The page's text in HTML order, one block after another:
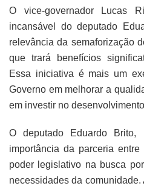
O vice-governador Lucas
incansável do deputado
relevância da semaforização
que trará benefícios
Essa iniciativa é mais um
Governo em melhorar a
em investir no
O deputado Eduardo
importância da parceria
poder legislativo na busca
necessidades da